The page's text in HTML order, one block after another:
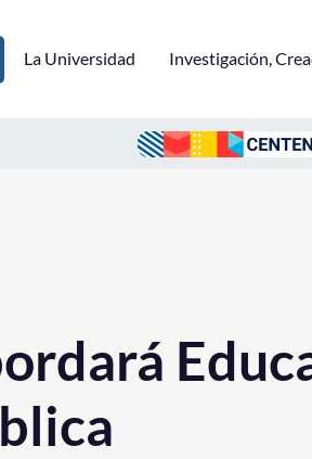
La Universidad Investigación,